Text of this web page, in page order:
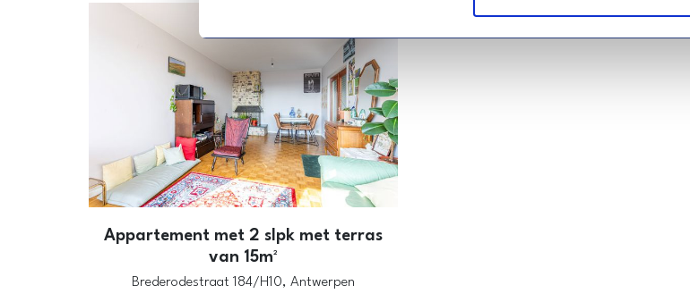
Appartement met 2 slpk met terras
van 15m²
Brederodestraat 184/H10, Antwerpen